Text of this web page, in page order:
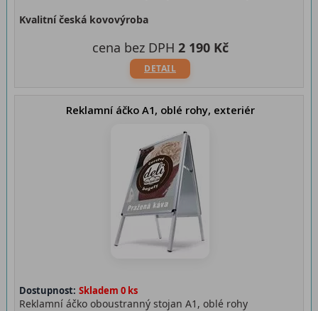
Kvalitní česká kovovýroba
DETAIL
cena bez DPH 2 190 Kč
Reklamní áčko A1, oblé rohy, exteriér
Dostupnost: Skladem 0 ks
Reklamní áčko oboustranný stojan A1, oblé rohy